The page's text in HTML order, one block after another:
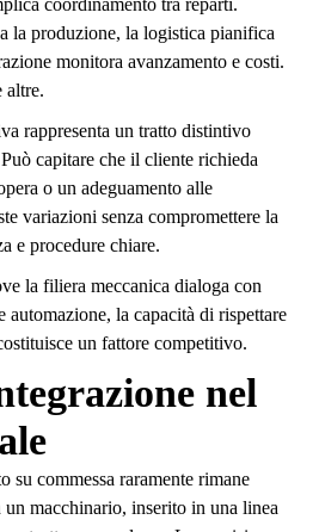
coordinamento tra reparti.
la produzione, la logistica pianifica
monitora avanzamento e costi.
altre.
rappresenta un tratto distintivo
capitare che il cliente richieda
o un adeguamento alle
variazioni senza compromettere la
e procedure chiare.
la filiera meccanica dialoga con
automazione, la capacità di rispettare
un fattore competitivo.
nel
su commessa raramente rimane
macchinario, inserito in una linea